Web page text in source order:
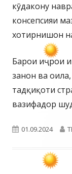
кӯдакону
консепсияи
хотирнишон
Барои иҷрои
занон ва
тадқиқоти
вазифадор
Опубликовано
01.09.2024